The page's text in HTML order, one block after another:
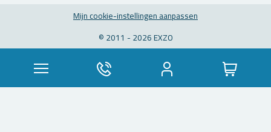
Mijn coo­kie-in­stel­lin­gen aan­pas­sen
© 2011 - 2026 EXZO